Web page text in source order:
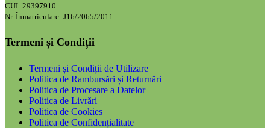
CUI: 29397910
Nr. Înmatriculare: J16/2065/2011
Termeni și Condiții
Termeni și Condiții de Utilizare
Politica de Rambursări și Returnări
Politica de Procesare a Datelor
Politica de Livrări
Politica de Cookies
Politica de Confidențialitate